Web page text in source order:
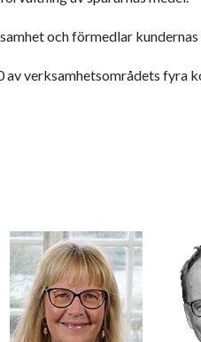
och förmedlar
verksamhetsområdets fyra